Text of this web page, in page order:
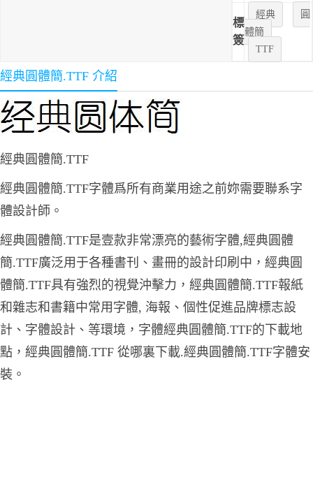
標
簽
經典
圓
體簡
TTF
經典圓體簡.TTF 介紹
經典圓體簡.TTF
經典圓體簡.TTF字體爲所有商業用途之前妳需要聯系字
體設計師。
經典圓體簡.TTF是壹款非常漂亮的藝術字體,經典圓體
簡.TTF廣泛用于各種書刊、畫冊的設計印刷中，經典圓
體簡.TTF具有強烈的視覺沖擊力，經典圓體簡.TTF報紙
和雜志和書籍中常用字體, 海報、個性促進品牌標志設
計、字體設計、等環境，字體經典圓體簡.TTF的下載地
點，經典圓體簡.TTF 從哪裏下載.經典圓體簡.TTF字體安
裝。